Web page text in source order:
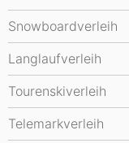
Snowboardverleih
Langlaufverleih
Tourenskiverleih
Telemarkverleih